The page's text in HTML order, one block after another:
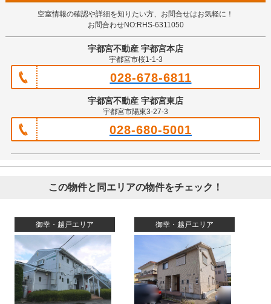
空室情報の確認や詳細を知りたい方、お問合せはお気軽に！
お問合わせNO:RHS-6311050
宇都宮不動産 宇都宮本店
宇都宮市桜1-1-3
028-678-6811
宇都宮不動産 宇都宮東店
宇都宮市陽東3-27-3
028-680-5001
この物件と同エリアの物件をチェック！